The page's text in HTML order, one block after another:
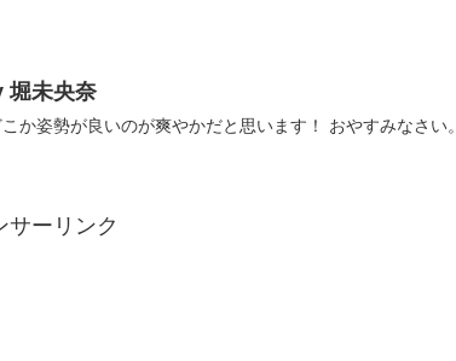
堀未央奈
か姿勢が良いのが爽やかだと思います！ おやすみなさい。
サーリンク